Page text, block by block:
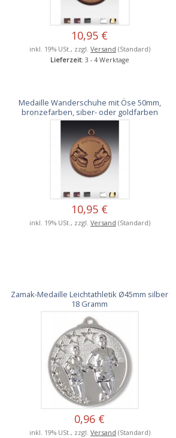
10,95 €
inkl. 19% USt., zzgl. Versand (Standard)
Lieferzeit: 3 - 4 Werktage
Medaille Wanderschuhe mit Öse 50mm,
bronzefarben, siber- oder goldfarben
10,95 €
inkl. 19% USt., zzgl. Versand (Standard)
Zamak-Medaille Leichtathletik Ø45mm silber
18 Gramm
0,96 €
inkl. 19% USt., zzgl. Versand (Standard)